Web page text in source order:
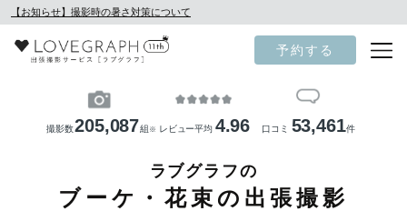
【お知らせ】撮影時の暑さ対策について
予約する
撮影数205,087組 ※ レビュー平均 4.96 口コミ 53,461件
ラブグラフの
ブーケ・花束の出張撮影